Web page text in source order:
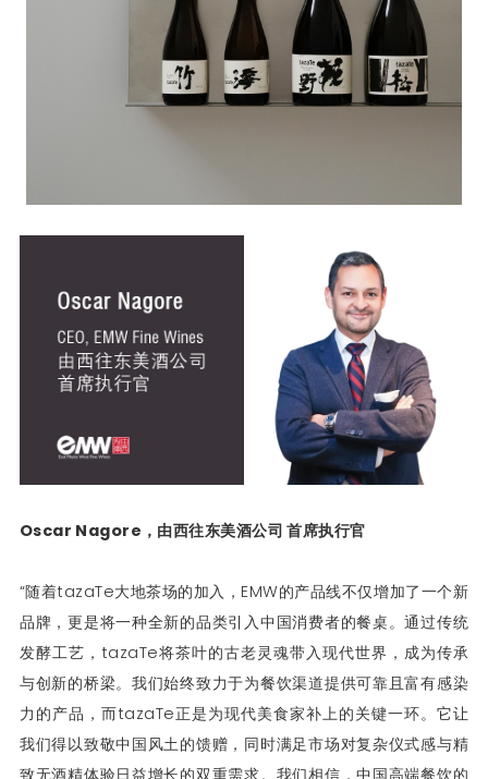
Oscar Nagore，由西往东美酒公司 首席执行官
“随着tazaTe大地茶场的加入，EMW的产品线不仅增加了一个新
品牌，更是将一种全新的品类引入中国消费者的餐桌。通过传统
发酵工艺，tazaTe将茶叶的古老灵魂带入现代世界，成为传承
与创新的桥梁。我们始终致力于为餐饮渠道提供可靠且富有感染
力的产品，而tazaTe正是为现代美食家补上的关键一环。它让
我们得以致敬中国风土的馈赠，同时满足市场对复杂仪式感与精